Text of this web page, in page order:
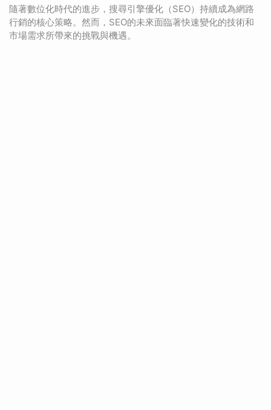
隨著數位化時代的進步，搜尋引擎優化（SEO）持續成為網路
行銷的核心策略。然而，SEO的未來面臨著快速變化的技術和
市場需求所帶來的挑戰與機遇。